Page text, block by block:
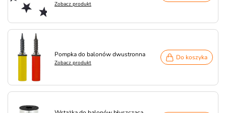
Zobacz produkt
Pompka do balonów dwustronna
Zobacz produkt
Do koszyka